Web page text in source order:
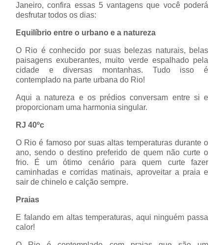
Janeiro, confira essas 5 vantagens que você poderá
desfrutar todos os dias:
Equilíbrio entre o urbano e a natureza
O Rio é conhecido por suas belezas naturais, belas
paisagens exuberantes, muito verde espalhado pela
cidade e diversas montanhas. Tudo isso é
contemplado na parte urbana do Rio!
Aqui a natureza e os prédios conversam entre si e
proporcionam uma harmonia singular.
RJ 40ºc
O Rio é famoso por suas altas temperaturas durante o
ano, sendo o destino preferido de quem não curte o
frio. É um ótimo cenário para quem curte fazer
caminhadas e corridas matinais, aproveitar a praia e
sair de chinelo e calção sempre.
Praias
E falando em altas temperaturas, aqui ninguém passa
calor!